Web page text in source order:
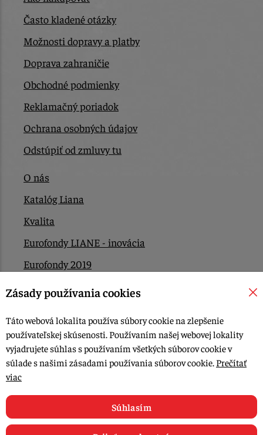
Často kladené otázky
Možnosti dopravy a platby
Doprava zahraničie
Obchodné podmienky
Reklamačný poriadok
Ochrana osobných údajov
Odstúpiť od zmluvy tu
O nás
Katalóg Liana
Kvalita
Eurofondy LIANE - inovácia
Eurofondy 2019
Eurofondy 2022/2023
Kontakt
© 2015-2026, LIANA GOLIAŠ s.r.o. všetky práva vyhradené.
Upraviť nastavenia Cookies
Zásady používania cookies
Táto webová lokalita používa súbory cookie na zlepšenie
používateľskej skúsenosti. Používaním našej webovej lokality
vyjadrujete súhlas s používaním všetkých súborov cookie v
súlade s našimi zásadami používania súborov cookie. Prečítať
viac
Súhlasím